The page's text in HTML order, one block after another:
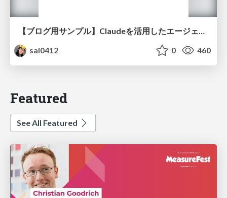
【ブログ用サンプル】Claudeを活用したエージェント分析レポート自動生成例
sai0412
0 460
Featured
See All Featured